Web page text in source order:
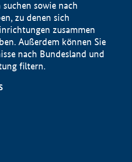
sowie nach
zu denen sich
zusammen
Außerdem können Sie
nach Bundesland und
filtern.